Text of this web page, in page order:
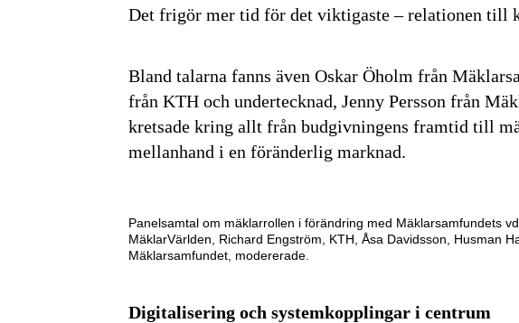
Det frigör mer tid för det viktigaste – relationen till
Bland talarna fanns även Oskar Öholm från
från KTH och undertecknad, Jenny Persson från
kretsade kring allt från budgivningens framtid till
mellanhand i en föränderlig marknad.
Panelsamtal om mäklarrollen i förändring med Mäklarsamfundets
MäklarVärlden, Richard Engström, KTH, Åsa Davidsson, Husman
Mäklarsamfundet, modererade.
Digitalisering och systemkopplingar i centrum